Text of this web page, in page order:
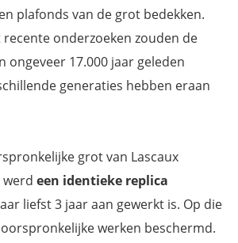
plafonds van de grot bedekken.
onderzoeken zouden de
ongeveer 17.000 jaar geleden
generaties hebben eraan
grot van Lascaux
werd een identieke replica
liefst 3 jaar aan gewerkt is. Op die
werken beschermd.